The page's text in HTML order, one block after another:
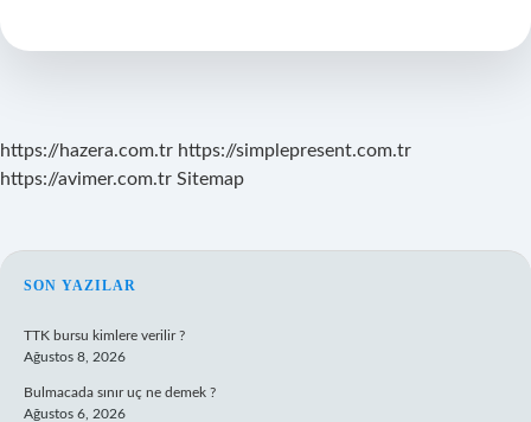
Denir
https://hazera.com.tr https://simplepresent.com.tr
https://avimer.com.tr Sitemap
SIDEBAR
SON YAZILAR
TTK bursu kimlere verilir ?
Ağustos 8, 2026
Bulmacada sınır uç ne demek ?
Ağustos 6, 2026